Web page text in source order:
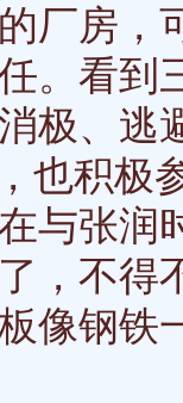
厂房，
。看到
极、逃
也积极
与张润
，不得
像钢铁